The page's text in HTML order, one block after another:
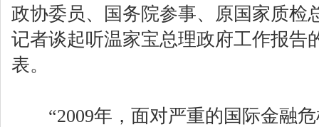
政协委员、国务院参事、原国家质检
记者谈起听温家宝总理政府工作报告
表。
“2009年，面对严重的国际金融危